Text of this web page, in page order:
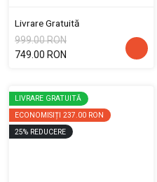
Livrare Gratuită
999.00 RON
749.00 RON
LIVRARE GRATUITĂ
ECONOMISIȚI 237.00 RON
25% REDUCERE